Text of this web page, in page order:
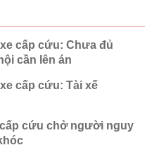
cấp cứu: Chưa đủ
cần lên án
cấp cứu: Tài xế
cứu chở người nguy